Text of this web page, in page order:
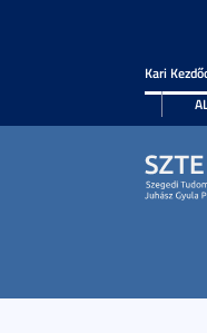
Kari